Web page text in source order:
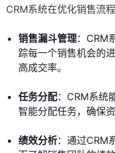
CRM系统在优化销售流
销售漏斗管理：CRM
踪每一个销售机会的
高成交率。
任务分配：CRM系统
智能分配任务，确保
绩效分析：通过CRM